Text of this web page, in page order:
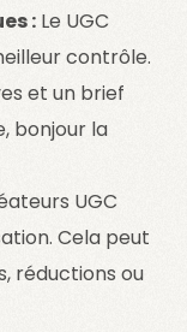
: Le UGC
contrôle.
et un brief
bonjour la
UGC
Cela peut
réductions ou